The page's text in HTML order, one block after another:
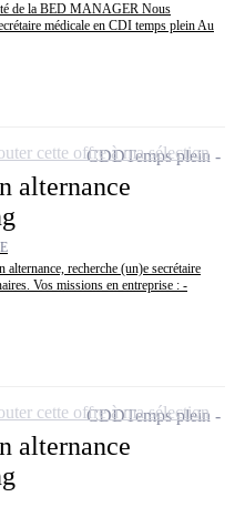
de la BED MANAGER Nous
médicale en CDI temps plein Au
alternance
recherche (un)e secrétaire
Vos missions en entreprise : -
CDDTemps plein
cette offre à ma sélection
alternance
CDDTemps plein
cette offre à ma sélection